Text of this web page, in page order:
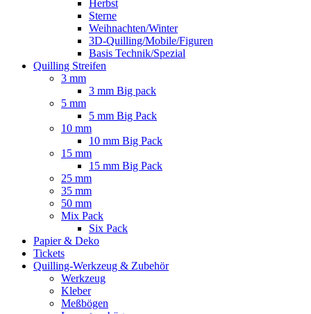
Herbst
Sterne
Weihnachten/Winter
3D-Quilling/Mobile/Figuren
Basis Technik/Spezial
Quilling Streifen
3 mm
3 mm Big pack
5 mm
5 mm Big Pack
10 mm
10 mm Big Pack
15 mm
15 mm Big Pack
25 mm
35 mm
50 mm
Mix Pack
Six Pack
Papier & Deko
Tickets
Quilling-Werkzeug & Zubehör
Werkzeug
Kleber
Meßbögen